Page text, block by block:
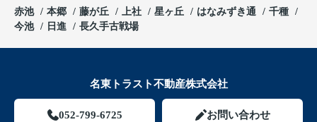
赤池
本郷 藤が丘 上社 星ヶ丘 はなみずき通
千種
今池
日進 長久手古戦場
名東トラスト不動産株式会社
052-799-6725 お問い合わせ